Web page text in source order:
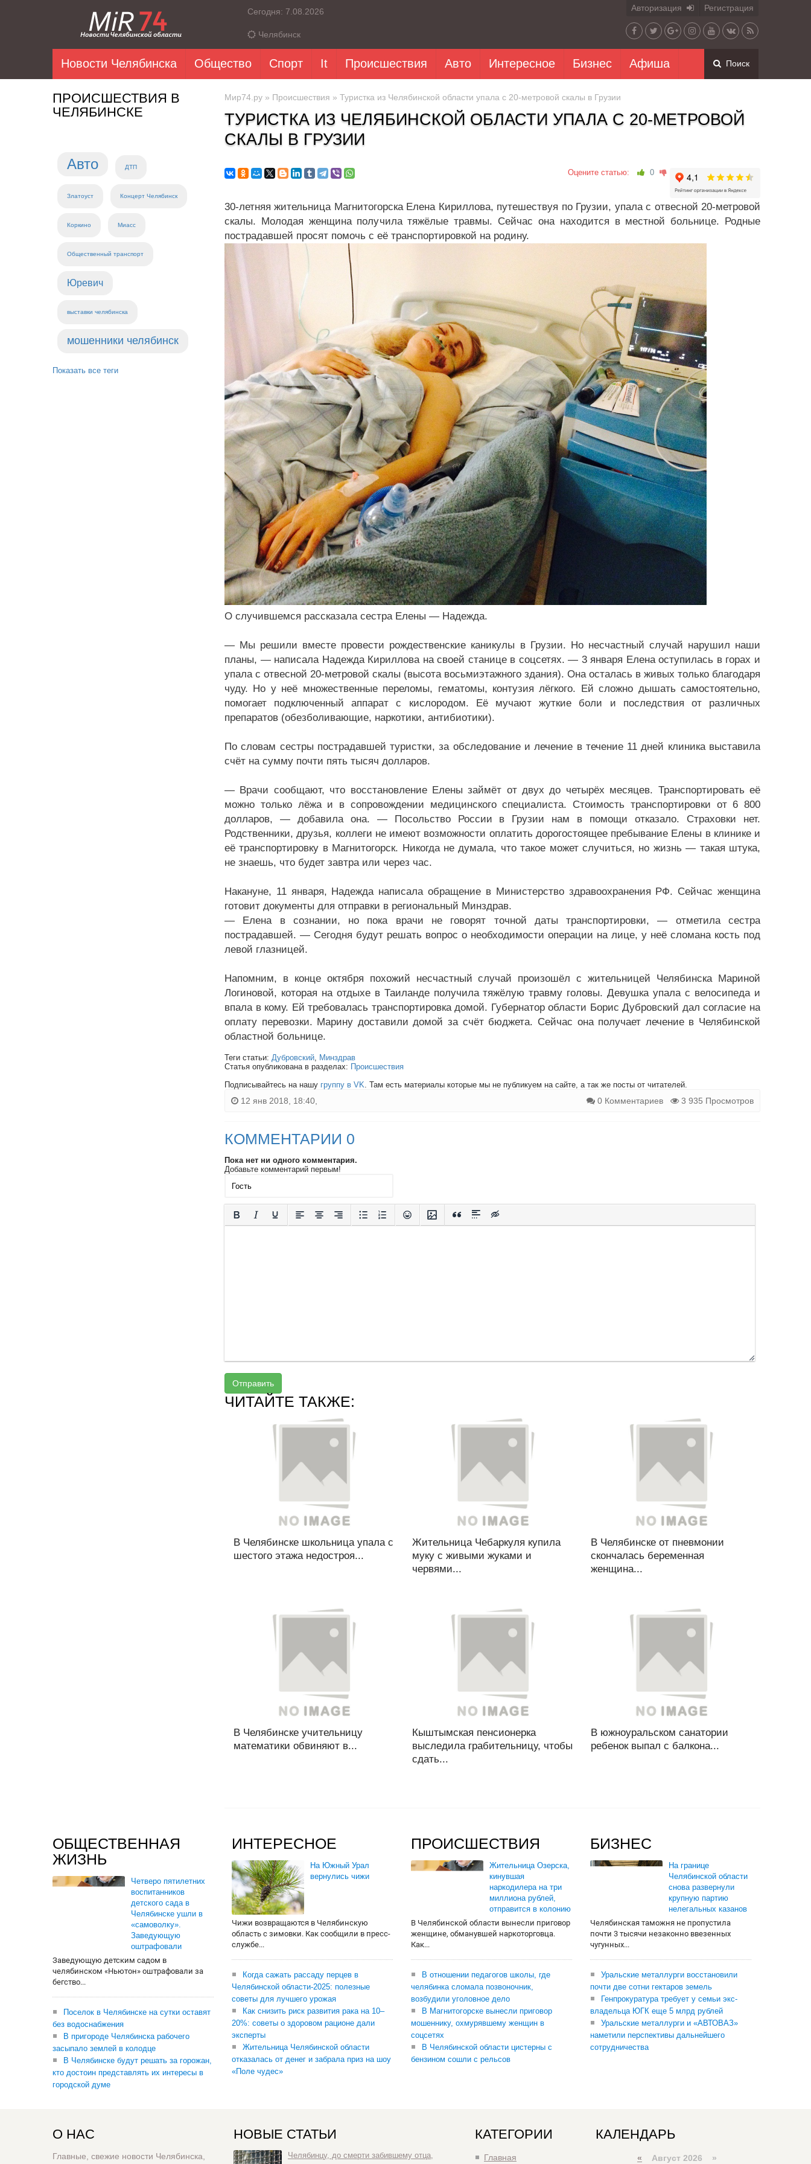
Сегодня: 7.08.2026
Челябинск
Авторизация Регистрация
Новости Челябинска Общество Спорт It Происшествия Авто Интересное Бизнес Афиша Поиск
ПРОИСШЕСТВИЯ В
ЧЕЛЯБИНСКЕ
Авто ДТП
Златоуст Концерт Челябинск
Коркино Миасс
Общественный транспорт
Юревич
выставки челябинска
мошенники челябинск
Показать все теги
Мир74.ру » Происшествия » Туристка из Челябинской области упала с 20-метровой скалы в Грузии
ТУРИСТКА ИЗ ЧЕЛЯБИНСКОЙ ОБЛАСТИ УПАЛА С 20-МЕТРОВОЙ
СКАЛЫ В ГРУЗИИ
Оцените статью: 0
30-летняя жительница Магнитогорска Елена Кириллова, путешествуя по Грузии, упала с отвесной 20-метровой
скалы. Молодая женщина получила тяжёлые травмы. Сейчас она находится в местной больнице. Родные
пострадавшей просят помочь с её транспортировкой на родину.
О случившемся рассказала сестра Елены — Надежда.
— Мы решили вместе провести рождественские каникулы в Грузии. Но несчастный случай нарушил наши
планы, — написала Надежда Кириллова на своей станице в соцсетях. — 3 января Елена оступилась в горах и
упала с отвесной 20-метровой скалы (высота восьмиэтажного здания). Она осталась в живых только благодаря
чуду. Но у неё множественные переломы, гематомы, контузия лёгкого. Ей сложно дышать самостоятельно,
помогает подключенный аппарат с кислородом. Её мучают жуткие боли и последствия от различных
препаратов (обезболивающие, наркотики, антибиотики).
По словам сестры пострадавшей туристки, за обследование и лечение в течение 11 дней клиника выставила
счёт на сумму почти пять тысяч долларов.
— Врачи сообщают, что восстановление Елены займёт от двух до четырёх месяцев. Транспортировать её
можно только лёжа и в сопровождении медицинского специалиста. Стоимость транспортировки от 6 800
долларов, — добавила она. — Посольство России в Грузии нам в помощи отказало. Страховки нет.
Родственники, друзья, коллеги не имеют возможности оплатить дорогостоящее пребывание Елены в клинике и
её транспортировку в Магнитогорск. Никогда не думала, что такое может случиться, но жизнь — такая штука,
не знаешь, что будет завтра или через час.
Накануне, 11 января, Надежда написала обращение в Министерство здравоохранения РФ. Сейчас женщина
готовит документы для отправки в региональный Минздрав.
— Елена в сознании, но пока врачи не говорят точной даты транспортировки, — отметила сестра
пострадавшей. — Сегодня будут решать вопрос о необходимости операции на лице, у неё сломана кость под
левой глазницей.
Напомним, в конце октября похожий несчастный случай произошёл с жительницей Челябинска Мариной
Логиновой, которая на отдыхе в Таиланде получила тяжёлую травму головы. Девушка упала с велосипеда и
впала в кому. Ей требовалась транспортировка домой. Губернатор области Борис Дубровский дал согласие на
оплату перевозки. Марину доставили домой за счёт бюджета. Сейчас она получает лечение в Челябинской
областной больнице.
Теги статьи: Дубровский, Минздрав
Статья опубликована в разделах: Происшествия
Подписывайтесь на нашу группу в VK. Там есть материалы которые мы не публикуем на сайте, а так же посты от читателей.
12 янв 2018, 18:40, 0 Комментариев 3 935 Просмотров
КОММЕНТАРИИ 0
Пока нет ни одного комментария.
Добавьте комментарий первым!
Отправить
ЧИТАЙТЕ ТАКЖЕ:
В Челябинске школьница упала с
шестого этажа недостроя...
Жительница Чебаркуля купила
муку с живыми жуками и
червями...
В Челябинске от пневмонии
скончалась беременная
женщина...
В Челябинске учительницу
математики обвиняют в...
Кыштымская пенсионерка
выследила грабительницу, чтобы
сдать...
В южноуральском санатории
ребенок выпал с балкона...
ОБЩЕСТВЕННАЯ
ЖИЗНЬ
Четверо пятилетних
воспитанников
детского сада в
Челябинске ушли в
«самоволку».
Заведующую
оштрафовали
Заведующую детским садом в
челябинском «Ньютон» оштрафовали за
бегство...
Поселок в Челябинске на сутки оставят
без водоснабжения
В пригороде Челябинска рабочего
засыпало землей в колодце
В Челябинске будут решать за горожан,
кто достоин представлять их интересы в
городской думе
ИНТЕРЕСНОЕ
На Южный Урал
вернулись чижи
Чижи возвращаются в Челябинскую
область с зимовки. Как сообщили в пресс-
службе...
Когда сажать рассаду перцев в
Челябинской области-2025: полезные
советы для лучшего урожая
Как снизить риск развития рака на 10–
20%: советы о здоровом рационе дали
эксперты
Жительница Челябинской области
отказалась от денег и забрала приз на шоу
«Поле чудес»
ПРОИСШЕСТВИЯ
Жительница Озерска,
кинувшая
наркодилера на три
миллиона рублей,
отправится в колонию
В Челябинской области вынесли приговор
женщине, обманувшей наркоторговца.
Как...
В отношении педагогов школы, где
челябинка сломала позвоночник,
возбудили уголовное дело
В Магнитогорске вынесли приговор
мошеннику, охмурявшему женщин в
соцсетях
В Челябинской области цистерны с
бензином сошли с рельсов
БИЗНЕС
На границе
Челябинской области
снова развернули
крупную партию
нелегальных казанов
Челябинская таможня не пропустила
почти 3 тысячи незаконно ввезенных
чугунных...
Уральские металлурги восстановили
почти две сотни гектаров земель
Генпрокуратура требует у семьи экс-
владельца ЮГК еще 5 млрд рублей
Уральские металлурги и «АВТОВАЗ»
наметили перспективы дальнейшего
сотрудничества
О НАС
Главные, свежие новости Челябинска,
НОВЫЕ СТАТЬИ
Челябинцу, до смерти забившему отца,
КАТЕГОРИИ
Главная
КАЛЕНДАРЬ
« Август 2026 »